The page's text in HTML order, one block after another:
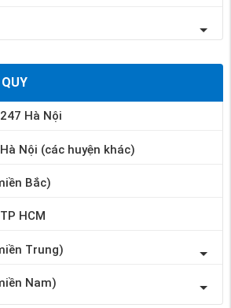
Hà Nội
Nội (các huyện khác)
Bắc)
HCM
Trung)
Nam)